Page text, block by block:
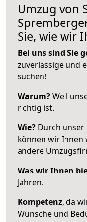
Umzug von
Sie, wie wir
Bei uns sind Sie
zuverlässige und
suchen!
Warum?Weil
richtig ist.
Wie? Durch unser
können wir Ihnen
andere
Was wir Ihnen
Jahren.
Kompetenz, da
Wünsche und